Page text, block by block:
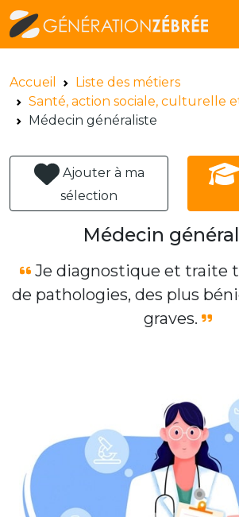
Accueil
Liste des métiers
Santé, action sociale, culturelle
Médecin généraliste
Ajouter à ma
sélection
Médecin
Je diagnostique et traite
de pathologies, des plus
graves.